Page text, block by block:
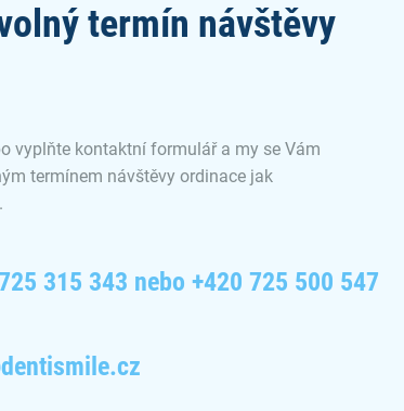
termín návštěvy
vyplňte kontaktní formulář a my se Vám
termínem návštěvy ordinace jak
315 343 nebo +420 725 500 547